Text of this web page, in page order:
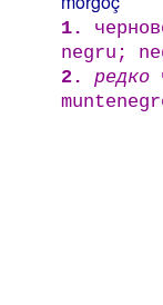
1.
negru;
2.
редко